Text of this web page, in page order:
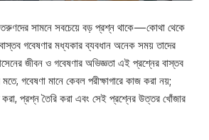
তরুণদের সামনে সবচেয়ে বড় প্রশ্ন থাকে—কোথা থেকে
গবেষণার মধ্যকার ব্যবধান অনেক সময় তাদের
জীবন ও গবেষণার অভিজ্ঞতা এই প্রশ্নের বাস্তব
গবেষণা মানে কেবল পরীক্ষাগারে কাজ করা নয়;
করা, প্রশ্ন তৈরি করা এবং সেই প্রশ্নের উত্তর খোঁজার